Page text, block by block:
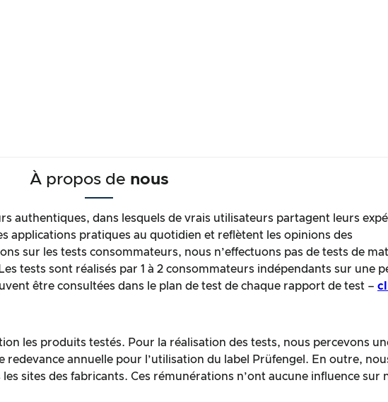
À propos de nous
authentiques, dans lesquels de vrais utilisateurs partagent leurs
applications pratiques au quotidien et reflètent les opinions des
sur les tests consommateurs, nous n’effectuons pas de tests de
tests sont réalisés par 1 à 2 consommateurs indépendants sur une
être consultées dans le plan de test de chaque rapport de test –
les produits testés. Pour la réalisation des tests, nous percevons
annuelle pour l’utilisation du label Prüfengel. En outre,
sites des fabricants. Ces rémunérations n’ont aucune influence sur